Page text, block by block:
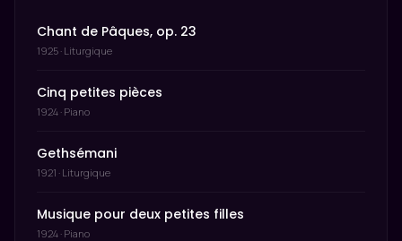
Chant de Pâques, op. 23
1925 · Liturgique
Cinq petites pièces
1924 · Piano
Gethsémani
1921 · Liturgique
Musique pour deux petites filles
1924 · Piano